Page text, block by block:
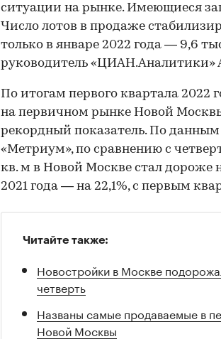
ситуации на рынке. Имеющиеся
Число лотов в продаже
только в январе 2022 года — 9,6
руководитель «ЦИАН.Аналитики»
По итогам первого квартала 2022
на первичном рынке Новой
рекордный показатель. По
«Метриум», по сравнению с
кв. м в Новой Москве стал дороже
2021 года — на 22,1%, с первым
Читайте также:
Новостройки в Москве
четверть
Названы самые продаваемые в
Новой Москвы